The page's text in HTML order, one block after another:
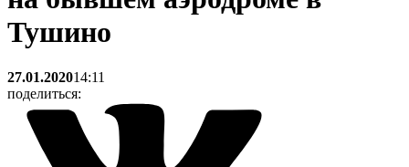
Тушино
27.01.202014:11
поделиться: